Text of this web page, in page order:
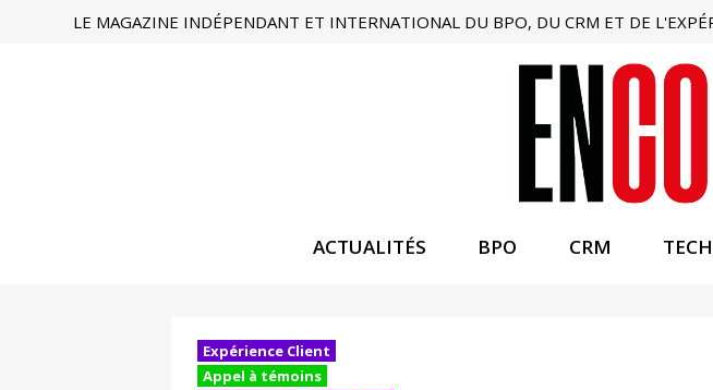
LE MAGAZINE INDÉPENDANT ET INTERNATIONAL DU BPO, DU CRM ET DE
ACTUALITÉS BPO CRM
Expérience Client
Appel à témoins